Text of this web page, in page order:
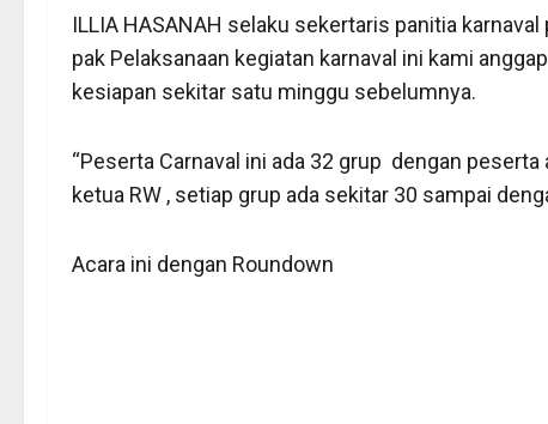
ILLIA HASANAH selaku sekertaris panitia
pak Pelaksanaan kegiatan karnaval ini kami
kesiapan sekitar satu minggu sebelumnya.
“Peserta Carnaval ini ada 32 grup dengan
ketua RW , setiap grup ada sekitar 30 sampai
Acara ini dengan Roundown